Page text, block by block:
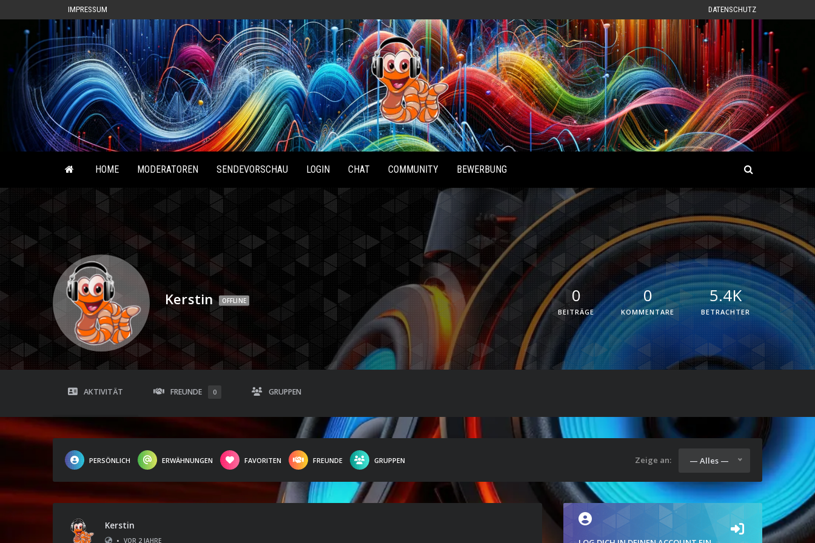
IMPRESSUM DATENSCHUTZ
Radio
Waterlu
HOME MODERATOREN SENDEVORSCHAU LOGIN CHAT COMMUNITY BEWERBUNG
Kerstin OFFLINE 0
BEITRÄGE
0
KOMMENTARE
5.4K
BETRACHTER
AKTIVITÄT FREUNDE 0 GRUPPEN
PERSÖNLICH ERWÄHNUNGEN FAVORITEN FREUNDE GRUPPEN Zeige an: — Alles —
Kerstin
• VOR 2 JAHRE